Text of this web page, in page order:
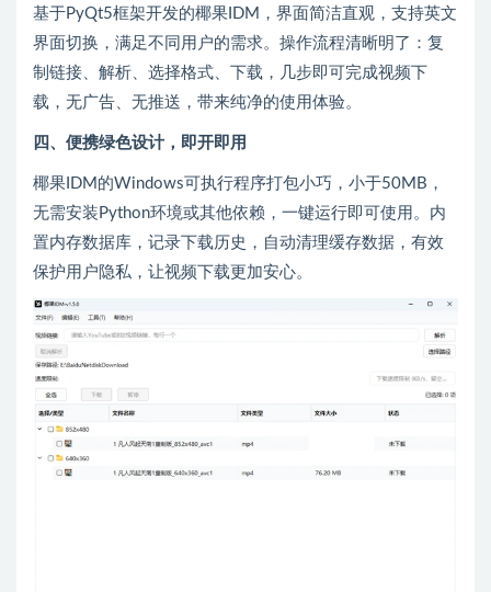
基于PyQt5框架开发的椰果IDM，界面简洁直观，支持英文
界面切换，满足不同用户的需求。操作流程清晰明了：复
制链接、解析、选择格式、下载，几步即可完成视频下
载，无广告、无推送，带来纯净的使用体验。
四、便携绿色设计，即开即用
椰果IDM的Windows可执行程序打包小巧，小于50MB，
无需安装Python环境或其他依赖，一键运行即可使用。内
置内存数据库，记录下载历史，自动清理缓存数据，有效
保护用户隐私，让视频下载更加安心。